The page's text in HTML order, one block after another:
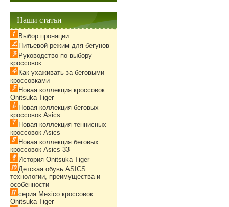
Наши статьи
Выбор пронации
Питьевой режим для бегунов
Руководство по выбору
кроссовок
Как ухаживать за беговыми
кроссовками
Новая коллекция кроссовок
Onitsuka Tiger
Новая коллекция беговых
кроссовок Asics
Новая коллекция теннисных
кроссовок Asics
Новая коллекция беговых
кроссовок Asics 33
История Onitsuka Tiger
Детская обувь ASICS:
технологии, преимущества и
особенности
серия Mexico кроссовок
Onitsuka Tiger